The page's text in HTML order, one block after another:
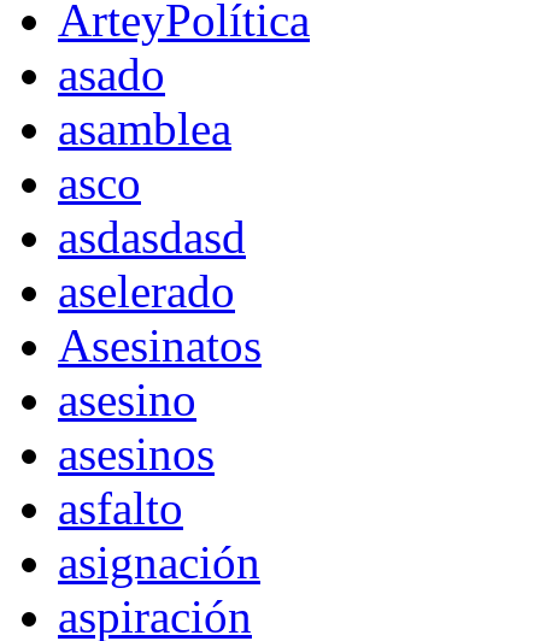
ArteyPolítica
asado
asamblea
asco
asdasdasd
aselerado
Asesinatos
asesino
asesinos
asfalto
asignación
aspiración